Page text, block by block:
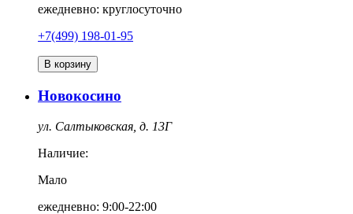
ежедневно: круглосуточно
+7(499) 198-01-95
В корзину
Новокосино
ул. Салтыковская, д. 13Г
Наличие:
Мало
ежедневно: 9:00-22:00